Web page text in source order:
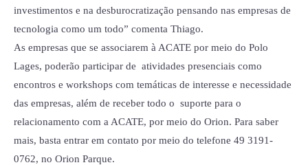
investimentos e na desburocratização pensando nas empresas de
tecnologia como um todo” comenta Thiago.
As empresas que se associarem à ACATE por meio do Polo
Lages, poderão participar de atividades presenciais como
encontros e workshops com temáticas de interesse e necessidade
das empresas, além de receber todo o suporte para o
relacionamento com a ACATE, por meio do Orion. Para saber
mais, basta entrar em contato por meio do telefone 49 3191-
0762, no Orion Parque.